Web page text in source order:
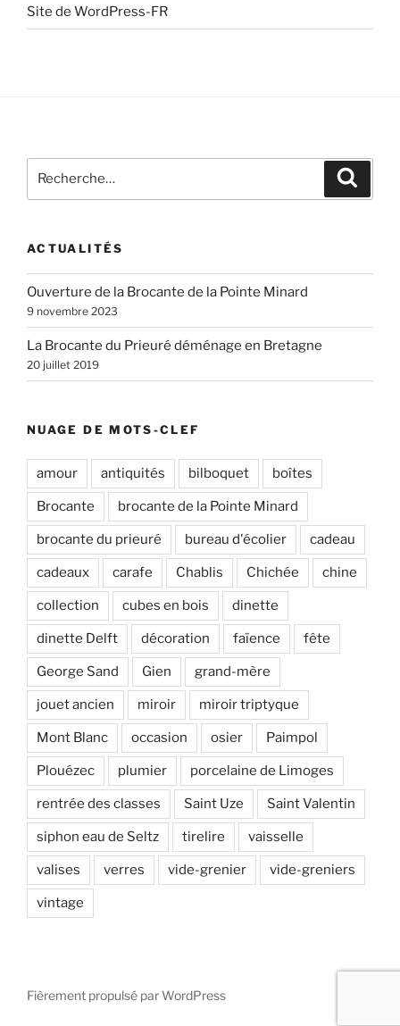
Site de WordPress-FR
pour
ACTUALITÉS
Ouverture de la Brocante de la Pointe Minard
9 novembre 2023
La Brocante du Prieuré déménage en Bretagne
20 juillet 2019
NUAGE DE MOTS-CLEF
amour antiquités bilboquet boîtes
Brocante brocante de la Pointe Minard
brocante du prieuré bureau d'écolier cadeau
cadeaux carafe Chablis Chichée chine
collection cubes en bois dinette
dinette Delft décoration faïence fête
George Sand Gien grand-mère
jouet ancien miroir miroir triptyque
Mont Blanc occasion osier Paimpol
Plouézec plumier porcelaine de Limoges
rentrée des classes Saint Uze Saint Valentin
siphon eau de Seltz tirelire vaisselle
valises verres vide-grenier vide-greniers
vintage
Fièrement propulsé par WordPress